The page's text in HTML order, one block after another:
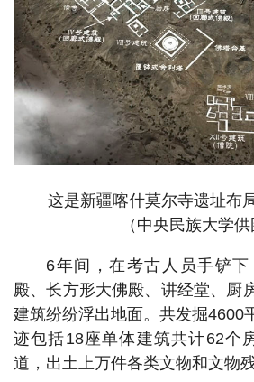
这是新疆喀什莫尔寺遗址布
（中央民族大学供
6年间，在考古人员手铲
殿、长方形大佛殿、讲经堂、厨
建筑纷纷浮出地面。共发掘4600
迹包括18座单体建筑共计62个
道，出土上万件各类文物和文物残